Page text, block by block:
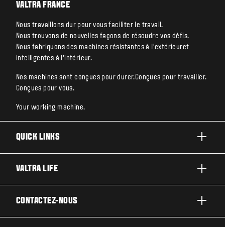
VALTRA FRANCE
Nous travaillons dur pour vous faciliter le travail.
Nous trouvons de nouvelles façons de résoudre vos défis.
Nous fabriquons des machines résistantes à l’extérieuret
intelligentes à l’intérieur.
Nos machines sont conçues pour durer.Conçues pour travailler.
Conçues pour vous.
Your working machine.
QUICK LINKS
TECHNOLOGIES
VALTRA LIFE
CONTACTEZ-NOUS